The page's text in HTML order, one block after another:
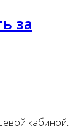
за
кабиной,